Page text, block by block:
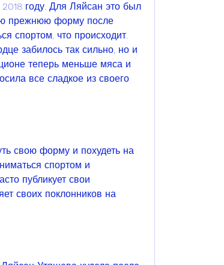
году. Для Ляйсан это был
прежнюю форму после
спортом, что происходит.
забилось так сильно, но и
теперь меньше мяса и
все сладкое из своего
свою форму и похудеть на
спортом и
публикует свои
своих поклонников на